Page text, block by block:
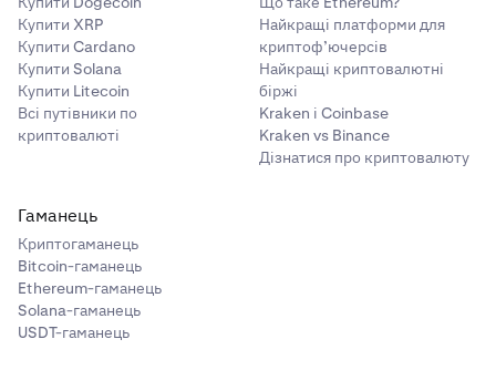
Купити XRP
Купити Cardano
Купити Solana
Купити Litecoin
Всі путівники по
криптовалюті
Найкращі платформи для
криптоф’ючерсів
Найкращі криптовалютні
біржі
Kraken і Coinbase
Kraken vs Binance
Дізнатися про криптовалюту
Гаманець
Криптогаманець
Bitcoin-гаманець
Ethereum-гаманець
Solana-гаманець
USDT-гаманець